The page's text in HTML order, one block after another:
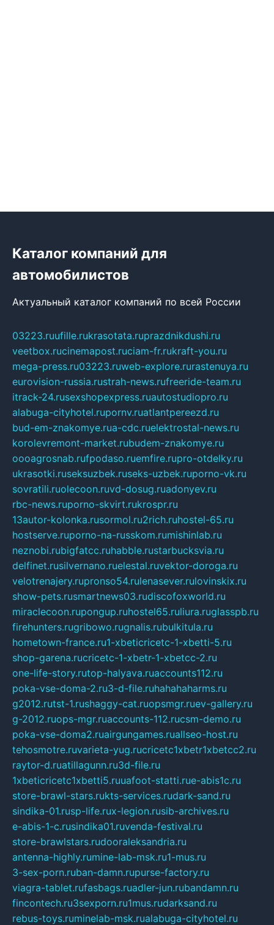
Каталог компаний для
автомобилистов
Актуальный каталог компаний по всей России
03223.ruufille.rukrasotata.ruprazdnikdushi.ru
veetbox.rucinemapost.ruciam-fr.rukraft-you.ru
mega-press.ru03223.ruweb-explore.rurastenuya.ru
eurovision-russia.rustrah-news.rufreeride-team.ru
itrack-24.rusexshopexpress.ruautostudiopro.ru
alabuga-cityhotel.rupornv.ruatlantpereezd.ru
bud-em-znakomye.rua-cdc.ruelektrostal-news.ru
korolevremont-market.rubudem-znakomye.ru
oooagrosnab.rufpodaso.ruemfire.rupro-otdelky.ru
ukrasotki.ruseksuzbek.ruseks-uzbek.ruporno-vk.ru
sovratili.ruolecoon.ruvd-dosug.ruadonyev.ru
rbc-news.ruporno-skvirt.rukrospr.ru
13autor-kolonka.rusormol.ru2rich.ruhostel-65.ru
hostserve.ruporno-na-russkom.rumishinlab.ru
neznobi.rubigfatcc.ruhabble.rustarbucksvia.ru
delfinet.rusilvernano.ruelestal.ruvektor-doroga.ru
velotrenajery.rupronso54.rulenasever.rulovinskix.ru
show-pets.rusmartnews03.rudiscofoxworld.ru
miraclecoon.rupongup.ruhostel65.ruliura.ruglasspb.ru
firehunters.rugribowo.rugnalis.rubulkitula.ru
hometown-france.ru1-xbeticricetc-1-xbetti-5.ru
shop-garena.rucricetc-1-xbetr-1-xbetcc-2.ru
one-life-story.rutop-halyava.ruaccounts112.ru
poka-vse-doma-2.ru3-d-file.ruhahahaharms.ru
g2012.rutst-1.rushaggy-cat.ruopsmgr.ruev-gallery.ru
g-2012.ruops-mgr.ruaccounts-112.rucsm-demo.ru
poka-vse-doma2.ruairgungames.ruallseo-host.ru
tehosmotre.ruvarieta-yug.rucricetc1xbetr1xbetcc2.ru
raytor-d.ruatillagunn.ru3d-file.ru
1xbeticricetc1xbetti5.ruuafoot-statti.rue-abis1c.ru
store-brawl-stars.rukts-services.rudark-sand.ru
sindika-01.rusp-life.rux-legion.rusib-archives.ru
e-abis-1-c.rusindika01.ruvenda-festival.ru
store-brawlstars.rudooraleksandria.ru
antenna-highly.rumine-lab-msk.ru1-mus.ru
3-sex-porn.ruban-damn.rupurse-factory.ru
viagra-tablet.rufasbags.ruadler-jun.rubandamn.ru
fincontech.ru3sexporn.ru1mus.rudarksand.ru
rebus-toys.ruminelab-msk.rualabuga-cityhotel.ru